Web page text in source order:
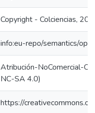
Copyright - Colciencias,
info:eu-repo/semantics/
Atribución-NoComercial-
NC-SA 4.0)
https://